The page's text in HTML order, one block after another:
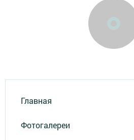
Главная
Фотогалереи